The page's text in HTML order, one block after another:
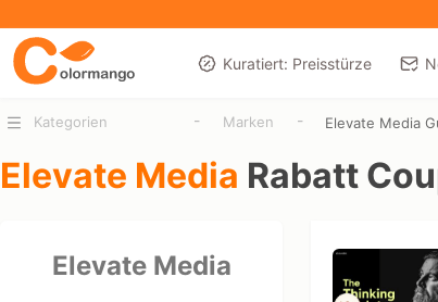
Kuratiert: Preisstürze
Kategorien - Marken - Elevate Media
Elevate Media Rabatt
Elevate Media